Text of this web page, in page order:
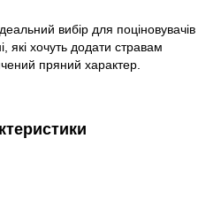
вибір для поціновувачів
які хочуть додати стравам
пряний характер.